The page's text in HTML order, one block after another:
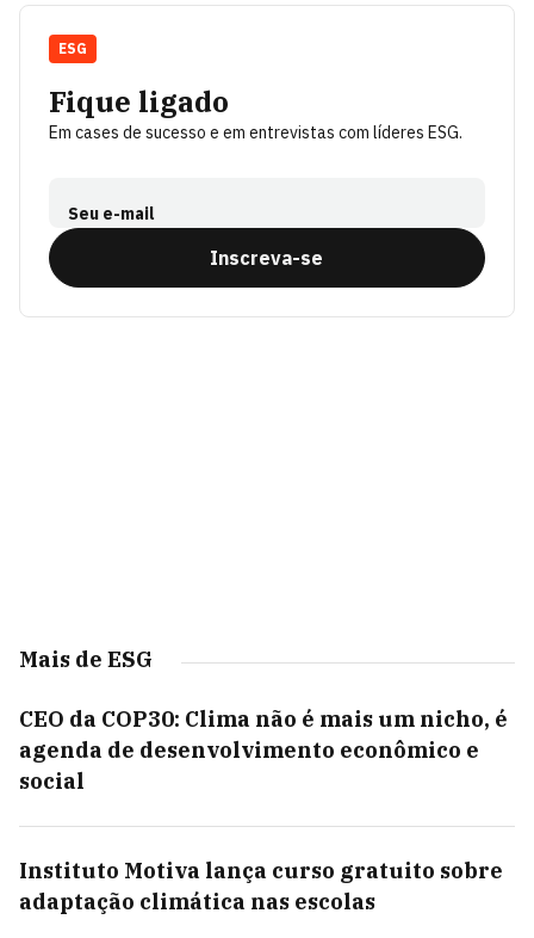
Fique ligado
Em cases de sucesso e em entrevistas com líderes ESG.
Seu e-mail
Inscreva-se
ESG
Mais de ESG
CEO da COP30: Clima não é mais um nicho, é
agenda de desenvolvimento econômico e
social
Instituto Motiva lança curso gratuito sobre
adaptação climática nas escolas